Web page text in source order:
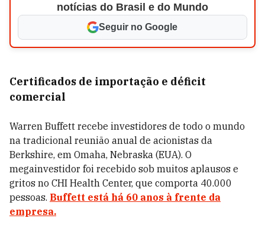
notícias do Brasil e do Mundo
Seguir no Google
Certificados de importação e déficit
comercial
Warren Buffett recebe investidores de todo o mundo
na tradicional reunião anual de acionistas da
Berkshire, em Omaha, Nebraska (EUA). O
megainvestidor foi recebido sob muitos aplausos e
gritos no CHI Health Center, que comporta 40.000
pessoas. Buffett está há 60 anos à frente da
empresa.